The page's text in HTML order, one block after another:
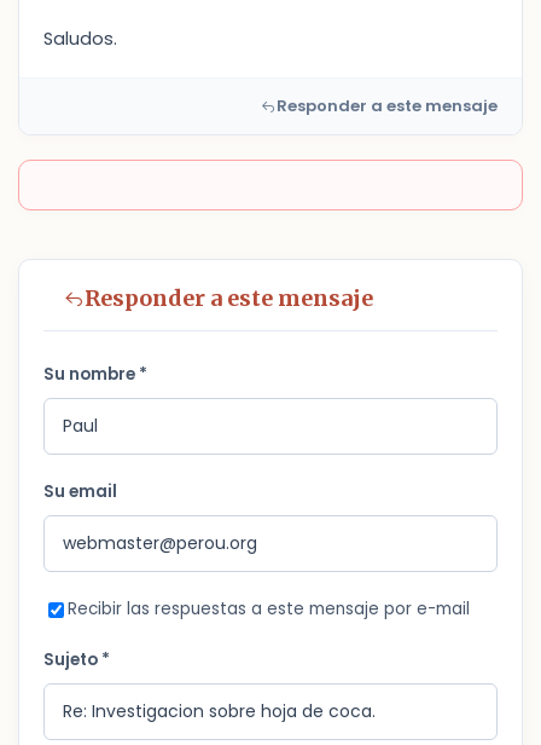
Saludos.
Responder a este mensaje
Responder a este mensaje
Su nombre *
Su email
Recibir las respuestas a este mensaje por e-mail
Sujeto *